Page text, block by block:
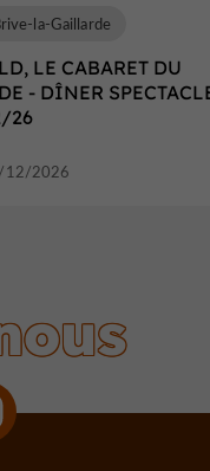
LE CABARET DU
- DÎNER
26
la-Gaillarde
12/2026